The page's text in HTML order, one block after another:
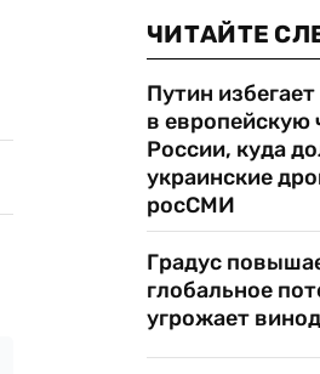
ЧИТАЙТЕ
Путин
в европейскую
России, куда
украинские
росСМИ
Градус
глобальное
угрожает